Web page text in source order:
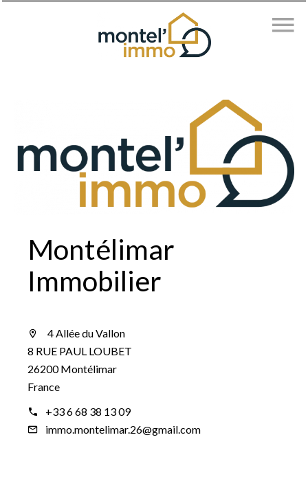
Montélimar
Immobilier
4 Allée du Vallon
8 RUE PAUL LOUBET
26200 Montélimar
France
+33 6 68 38 13 09
immo.montelimar.26@gmail.com